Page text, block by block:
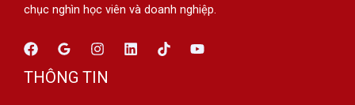
chục nghìn học viên và doanh nghiệp.
THÔNG TIN